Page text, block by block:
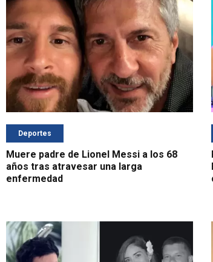
Deportes
Muere padre de Lionel Messi a los 68
años tras atravesar una larga
enfermedad